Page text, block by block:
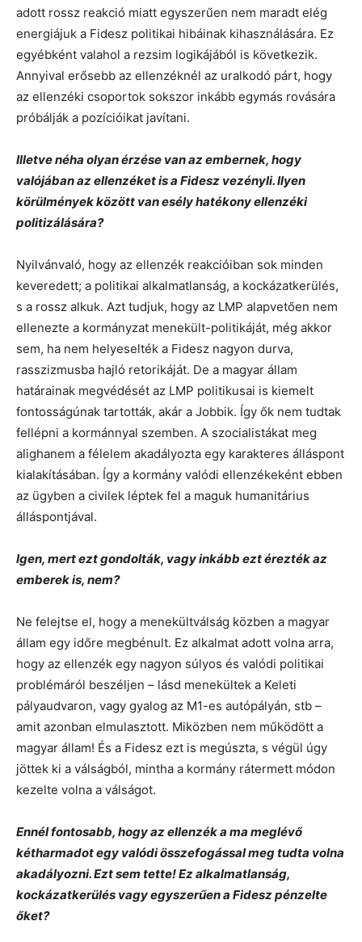
adott rossz reakció miatt egyszerűen nem maradt elég
energiájuk a Fidesz politikai hibáinak kihasználására. Ez
egyébként valahol a rezsim logikájából is következik.
Annyival erősebb az ellenzéknél az uralkodó párt, hogy
az ellenzéki csoportok sokszor inkább egymás rovására
próbálják a pozícióikat javítani.
Illetve néha olyan érzése van az embernek, hogy
valójában az ellenzéket is a Fidesz vezényli. Ilyen
körülmények között van esély hatékony ellenzéki
politizálására?
Nyilvánvaló, hogy az ellenzék reakcióiban sok minden
keveredett; a politikai alkalmatlanság, a kockázatkerülés,
s a rossz alkuk. Azt tudjuk, hogy az LMP alapvetően nem
ellenezte a kormányzat menekült-politikáját, még akkor
sem, ha nem helyeselték a Fidesz nagyon durva,
rasszizmusba hajló retorikáját. De a magyar állam
határainak megvédését az LMP politikusai is kiemelt
fontosságúnak tartották, akár a Jobbik. Így ők nem tudtak
fellépni a kormánnyal szemben. A szocialistákat meg
alighanem a félelem akadályozta egy karakteres álláspont
kialakításában. Így a kormány valódi ellenzékeként ebben
az ügyben a civilek léptek fel a maguk humanitárius
álláspontjával.
Igen, mert ezt gondolták, vagy inkább ezt érezték az
emberek is, nem?
Ne felejtse el, hogy a menekültválság közben a magyar
állam egy időre megbénult. Ez alkalmat adott volna arra,
hogy az ellenzék egy nagyon súlyos és valódi politikai
problémáról beszéljen – lásd menekültek a Keleti
pályaudvaron, vagy gyalog az M1-es autópályán, stb –
amit azonban elmulasztott. Miközben nem működött a
magyar állam! És a Fidesz ezt is megúszta, s végül úgy
jöttek ki a válságból, mintha a kormány rátermett módon
kezelte volna a válságot.
Ennél fontosabb, hogy az ellenzék a ma meglévő
kétharmadot egy valódi összefogással meg tudta volna
akadályozni. Ezt sem tette! Ez alkalmatlanság,
kockázatkerülés vagy egyszerűen a Fidesz pénzelte
őket?